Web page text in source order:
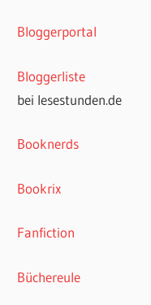
Bloggerportal
Bloggerliste
bei lesestunden.de
Booknerds
Bookrix
Fanfiction
Büchereule